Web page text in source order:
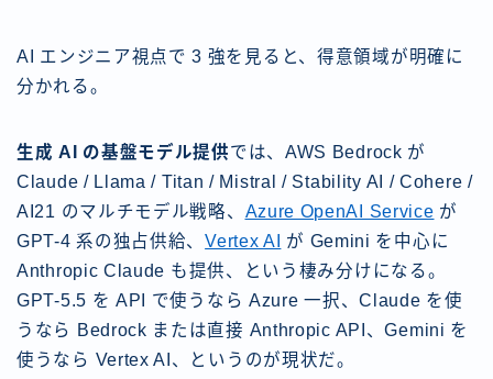
AI エンジニア視点で 3 強を見ると、得意領域が明確に
分かれる。
生成 AI の基盤モデル提供では、AWS Bedrock が
Claude / Llama / Titan / Mistral / Stability AI / Cohere /
AI21 のマルチモデル戦略、 Azure OpenAI Service が
GPT-4 系の独占供給、Vertex AI
が Gemini を中心に
Anthropic Claude も提供、という棲み分けになる。
GPT-5.5 を API で使うなら Azure 一択、Claude を使
うなら Bedrock または直接 Anthropic API、Gemini を
使うなら Vertex AI、というのが現状だ。